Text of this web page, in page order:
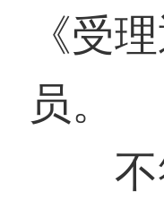
《受理
员。
不